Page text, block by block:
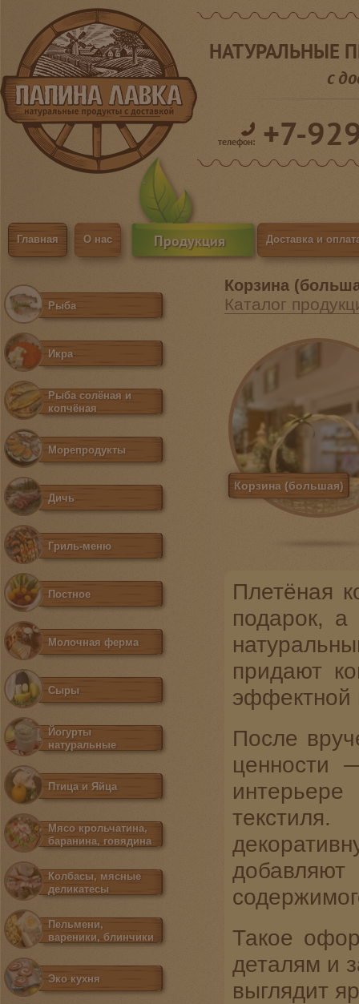
Главная О нас Продукция Доставка и
НАТУРАЛЬНЫЕ
с
телефон: +7-
Корзина
Каталог
Корзина (большая)
Плетёная
подарок, а
придают
эффектной
После
ценности
добавляют
Такое
деталям и
выглядит
Рыба
Икра
Рыба солёная и
копчёная
Морепродукты
Дичь
Гриль-меню
Постное
Молочная ферма
Сыры
Йогурты
натуральные
Птица и Яйца
Мясо крольчатина,
баранина, говядина
Колбасы, мясные
деликатесы
Пельмени,
вареники, блинчики
Эко кухня